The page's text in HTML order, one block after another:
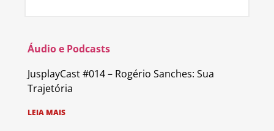
Áudio e Podcasts
JusplayCast #014 – Rogério Sanches: Sua
Trajetória
LEIA MAIS